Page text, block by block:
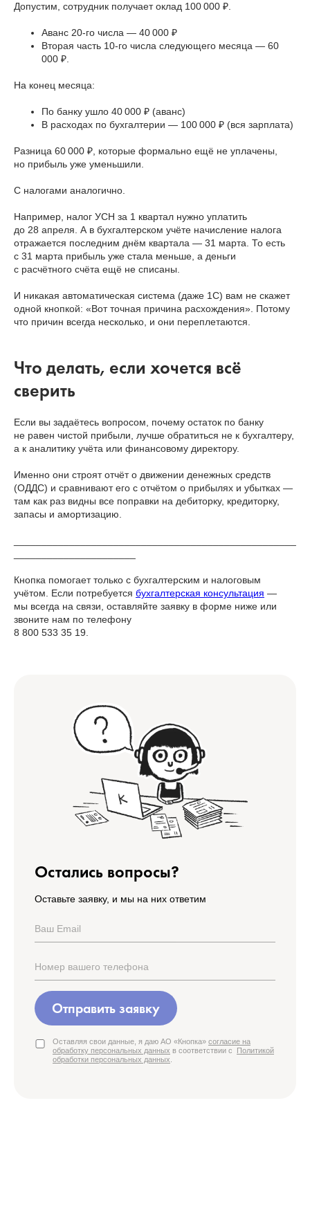
Допустим, сотрудник получает оклад 100 000 ₽.
Аванс 20-го числа — 40 000 ₽
Вторая часть 10-го числа следующего месяца — 60
000 ₽.
На конец месяца:
По банку ушло 40 000 ₽ (аванс)
В расходах по бухгалтерии — 100 000 ₽ (вся зарплата)
Разница 60 000 ₽, которые формально ещё не уплачены,
но прибыль уже уменьшили.
С налогами аналогично.
Например, налог УСН за 1 квартал нужно уплатить
до 28 апреля. А в бухгалтерском учёте начисление налога
отражается последним днём квартала — 31 марта. То есть
с 31 марта прибыль уже стала меньше, а деньги
с расчётного счёта ещё не списаны.
И никакая автоматическая система (даже 1С) вам не скажет
одной кнопкой: «Вот точная причина расхождения». Потому
что причин всегда несколько, и они переплетаются.
Что делать, если хочется всё
сверить
Если вы задаётесь вопросом, почему остаток по банку
не равен чистой прибыли, лучше обратиться не к бухгалтеру,
а к аналитику учёта или финансовому директору.
Именно они строят отчёт о движении денежных средств
(ОДДС) и сравнивают его с отчётом о прибылях и убытках —
там как раз видны все поправки на дебиторку, кредиторку,
запасы и амортизацию.
Кнопка помогает только с бухгалтерским и налоговым
учётом. Если потребуется бухгалтерская консультация —
мы всегда на связи, оставляйте заявку в форме ниже или
звоните нам по телефону
8 800 533 35 19.
Остались вопросы?
Оставьте заявку, и мы на них ответим
Отправить заявку
Оставляя свои данные, я даю АО «Кнопка» согласие на
обработку персональных данных в соответствии с Политикой
обработки персональных данных